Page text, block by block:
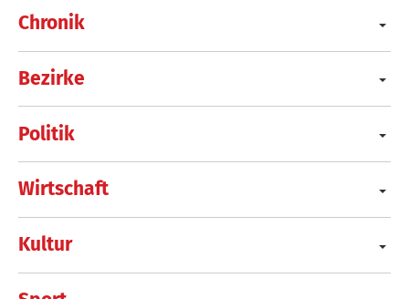
Chronik
Bezirke
Politik
Wirtschaft
Kultur